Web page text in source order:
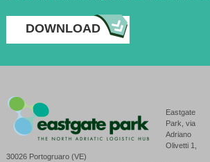
DOWNLOAD
Eastgate
Park, via
Adriano
Olivetti 1,
30026 Portogruaro (VE)